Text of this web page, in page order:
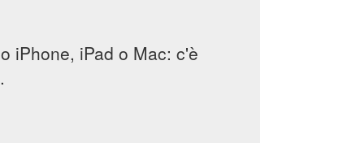
iPhone, iPad o Mac: c'è